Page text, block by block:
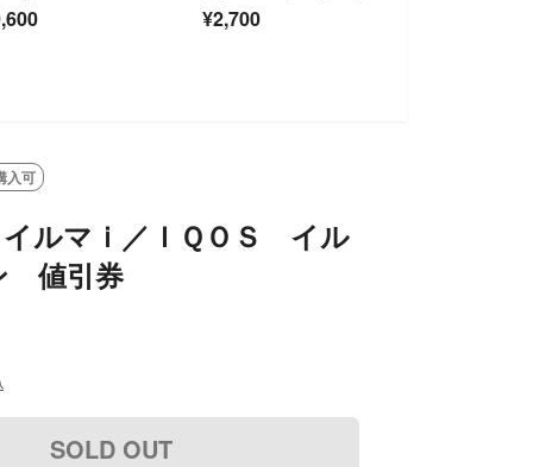
¥2,700
入可
ルマｉ／ＩＱＯＳ イル
値引券
SOLD OUT